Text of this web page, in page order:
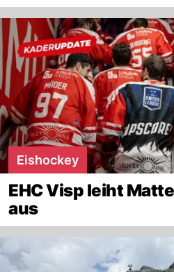
Eishockey
EHC Visp leiht
aus